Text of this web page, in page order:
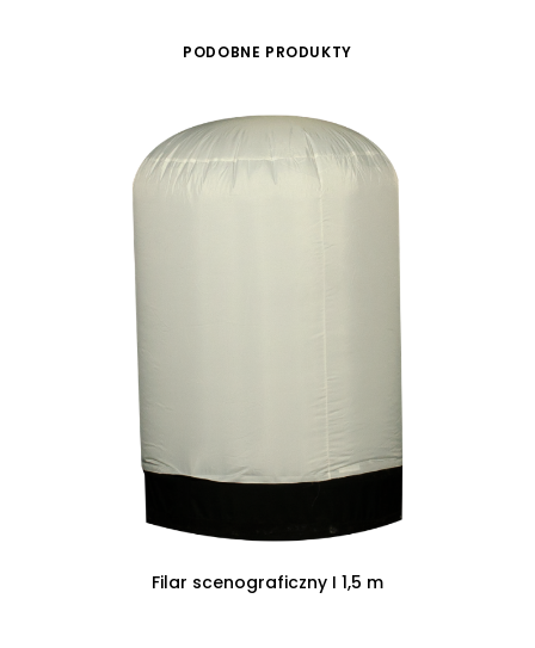
PODOBNE PRODUKTY
CZYTAJ DALEJ
Filar scenograficzny I 1,5 m